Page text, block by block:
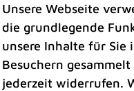
| Kunst & Kultur
Unsere Webseite
die grundlegende
unsere Inhalte für Sie
Besuchern
jederzeit widerrufen.